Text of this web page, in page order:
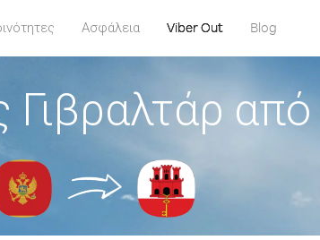
Ασφάλεια Viber Out Blog